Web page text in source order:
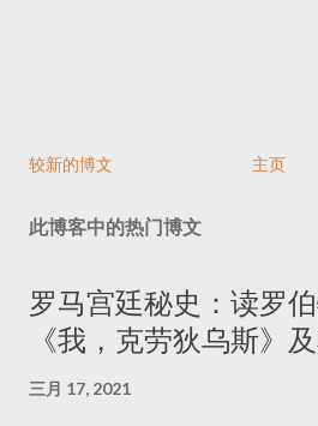
较新的博文 主页
此博客中的热门博文
罗马宫廷秘史：读罗
《我，克劳狄乌斯》
三月 17, 2021